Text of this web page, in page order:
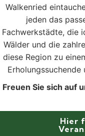
Walkenried
jeden das
Fachwerkstädte, die
Wälder und die
diese Region zu
Freuen Sie sich auf
Hier